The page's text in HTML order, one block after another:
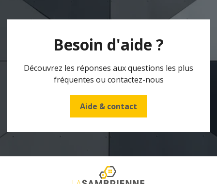
Besoin d'aide ?
Découvrez les réponses aux questions les plus
fréquentes ou contactez-nous
Aide & contact